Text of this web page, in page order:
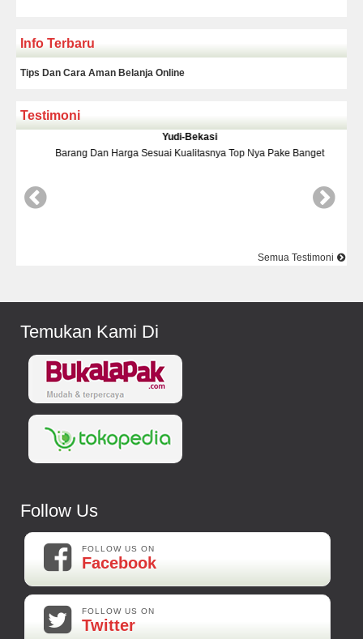
Info Terbaru
Tips Dan Cara Aman Belanja Online
Testimoni
Yudi-Bekasi
Barang Dan Harga Sesuai Kualitasnya Top Nya Pake Banget
Semua Testimoni
Temukan Kami Di
Follow Us
FOLLOW US ON
Facebook
FOLLOW US ON
Twitter